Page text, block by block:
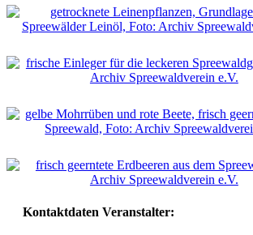
Kontaktdaten Veranstalter: